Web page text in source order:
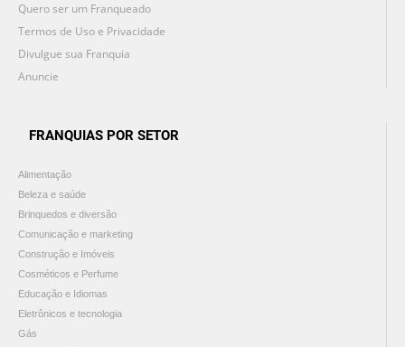
Quero ser um Franqueado
Termos de Uso e Privacidade
Divulgue sua Franquia
Anuncie
FRANQUIAS POR SETOR
Alimentação
Beleza e saúde
Brinquedos e diversão
Comunicação e marketing
Construção e Imóveis
Cosméticos e Perfume
Educação e Idiomas
Eletrônicos e tecnologia
Gás